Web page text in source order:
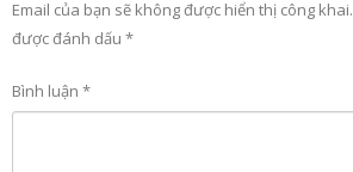
Email của bạn sẽ không được hiển thị công khai.
được đánh dấu *
Bình luận *